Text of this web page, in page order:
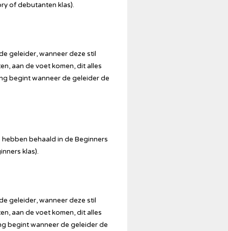
of debutanten klas).
geleider, wanneer deze stil
aan de voet komen, dit alles
begint wanneer de geleider de
behaald in de Beginners
klas).
geleider, wanneer deze stil
aan de voet komen, dit alles
begint wanneer de geleider de